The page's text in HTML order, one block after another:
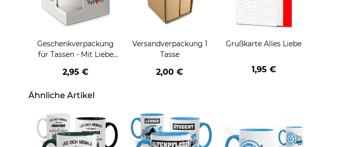
Geschenkverpackung
für Tassen - Mit Liebe
2,95 €
Versandverpackung 1
Tasse
2,00 €
Grußkarte Alles Liebe
1,95 €
Ähnliche Artikel